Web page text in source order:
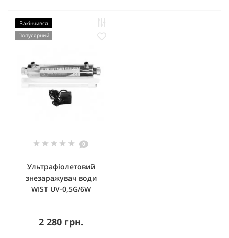
Закінчився
Популярний
0
Ультрафіолетовий
знезаражувач води
WIST UV-0,5G/6W
2 280 грн.